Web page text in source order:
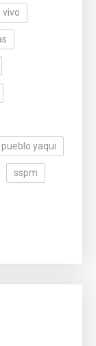
vivo
pueblo yaqui
sspm